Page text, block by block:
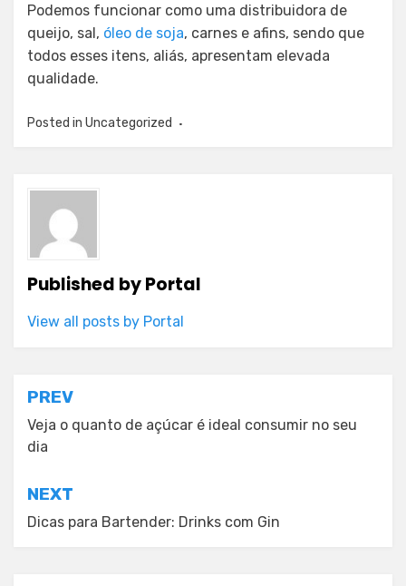
Podemos funcionar como uma distribuidora de
queijo, sal, óleo de soja, carnes e afins, sendo que
todos esses itens, aliás, apresentam elevada
qualidade.
Posted in Uncategorized
Published byPortal
View all posts by Portal
Post
navigation
PREV
Veja o quanto de açúcar é ideal consumir no seu
dia
NEXT
Dicas para Bartender: Drinks com Gin